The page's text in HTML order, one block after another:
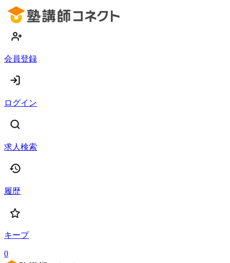
会員登録
ログイン
求人検索
履歴
キープ
0